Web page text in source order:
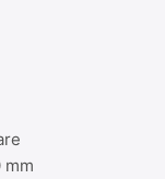
mm